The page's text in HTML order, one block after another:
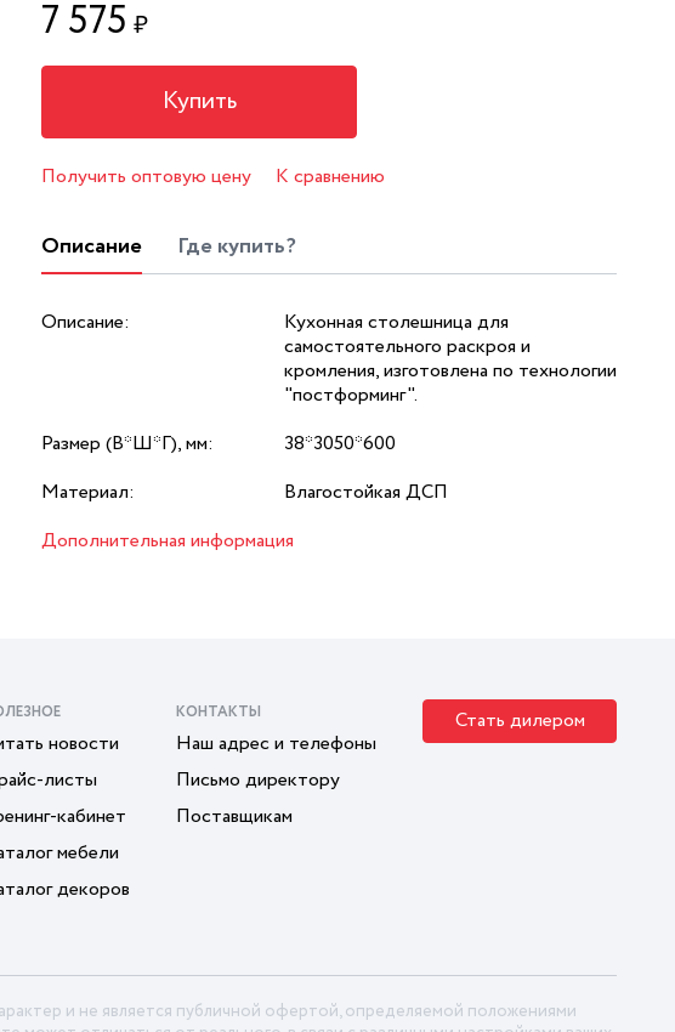
7 575 ₽
Купить
Получить оптовую цену К сравнению
Описание Где купить?
Описание:
Кухонная столешница для
самостоятельного раскроя и
кромления, изготовлена по технологии
"постформинг".
Размер (В*Ш*Г), мм:
38*3050*600
Материал:
Влагостойкая ДСП
Дополнительная информация
новости
листы
кабинет
мебели
декоров
КОНТАКТЫ
Наш адрес и телефоны
Письмо директору
Поставщикам
Стать дилером
и не является публичной офертой, определяемой положениями